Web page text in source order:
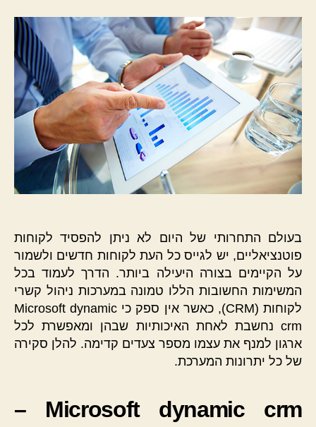
בעולם התחרותי של היום לא ניתן להפסיד לקוחות
פוטנציאליים, יש לגייס כל העת לקוחות חדשים ולשמור
על הקיימים בצורה היעילה ביותר. הדרך לעמוד בכל
המשימות החשובות הללו טמונה במערכות ניהול קשרי
לקוחות (CRM), כאשר אין ספק כי Microsoft dynamic
crm נחשבת לאחת האיכותיות שבהן ומאפשרת לכל
ארגון למנף את עצמו מספר צעדים קדימה. להלן סקירה
של כל יתרונות המערכת.
Microsoft dynamic crm –